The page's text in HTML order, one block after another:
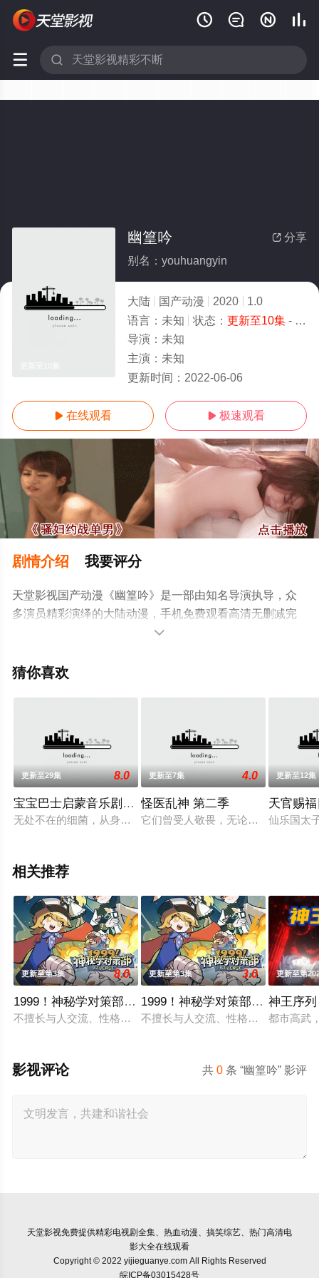
   
 
 分享
幽篁吟
别名：youhuangyin
大陆 国产动漫 2020
1.0
语言： 未知 状态： 更新至10集- 免费在线观看
导演： 未知
主演： 未知
更新时间： 2022-06-06
 在线观看  极速观看
剧情介绍 我要评分
天堂影视国产动漫《幽篁吟》是一部由知名导演执导，众
多演员精彩演绎的大陆动漫，手机免费观看高清无删减完
整版动漫全集就上天堂电影网，更多相关信息可移步至豆

猜你喜欢
更新至29集 8.0
宝宝巴士启蒙音乐剧之细菌来了
无处不在的细菌，从身体里的好坏细菌，到生活环境中的细菌
更新至7集 4.0
怪医乱神 第二季
它们曾受人敬畏，无论帝王还是百姓
更新至12集
天官赐
仙乐国太
相关推荐
更新至第3集 8.0
1999！神秘学对策部国语
不擅长与人交流、性格腼腆的马库斯在一场乌龙中意外成为了“
更新至第3集 3.0
1999！神秘学对策部英语
不擅长与人交流、性格腼腆的马库斯
更新至第
神王序列
都市高武
共0 条 “幽篁吟” 影评
影视评论
天堂影视免费提供精彩电视剧全集、热血动漫、搞笑综艺、热门高清电
影大全在线观看
Copyright © 2022 yijieguanye.com All Rights Reserved
皖ICP备03015428号